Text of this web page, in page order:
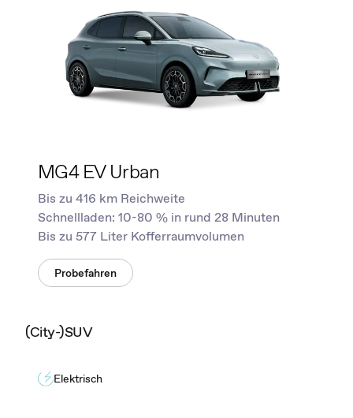
MG4 EV Urban
Bis zu 416 km Reichweite
Schnellladen: 10-80 % in rund 28 Minuten
Bis zu 577 Liter Kofferraumvolumen
Probefahren
(City-)SUV
Elektrisch